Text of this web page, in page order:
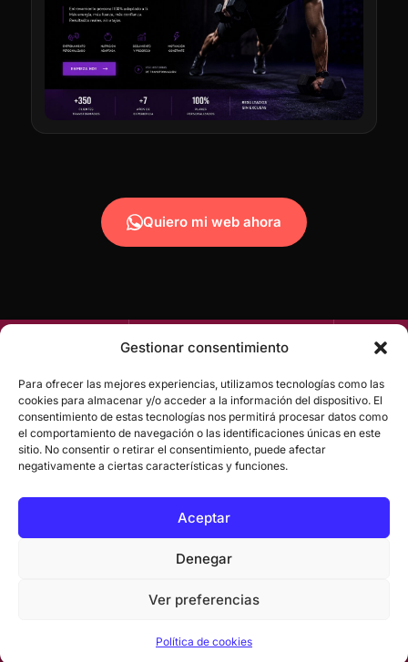
Gestionar consentimiento
Para ofrecer las mejores experiencias, utilizamos tecnologías como las
cookies para almacenar y/o acceder a la información del dispositivo. El
consentimiento de estas tecnologías nos permitirá procesar datos como
el comportamiento de navegación o las identificaciones únicas en este
sitio. No consentir o retirar el consentimiento, puede afectar
negativamente a ciertas características y funciones.
Aceptar
Denegar
Ver preferencias
Política de cookies
Quiero mi web ahora
DISEÑAMOS
MARCAS
QUE
hola@chufagency.com
WhatsApp
Conócenos
Nos encantaría ser
parte de tu proyecto
Agendar llamada
US